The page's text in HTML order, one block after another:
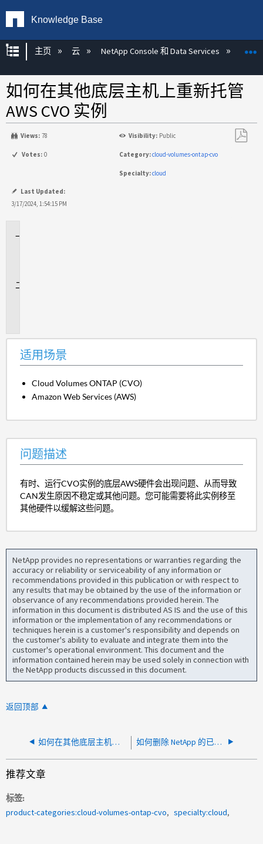
Knowledge Base
扩展/隐缩全局层次
主页 云 NetApp Console 和 Data Services
如何在其他底层主机上重新托管
AWS CVO 实例
Views: 78 Visibility: Public
Votes: 0 Category:cloud-volumes-ontap-cvo
Specialty:cloud
Last Updated:
3/17/2024, 1:54:15 PM
适用场景
Cloud Volumes ONTAP (CVO)
Amazon Web Services (AWS)
问题描述
有时、运行CVO实例的底层AWS硬件会出现问题、从而导致
CAN发生原因不稳定或其他问题。您可能需要将此实例移至
其他硬件以缓解这些问题。
NetApp provides no representations or warranties regarding the
accuracy or reliability or serviceability of any information or
recommendations provided in this publication or with respect to
any results that may be obtained by the use of the information or
observance of any recommendations provided herein. The
information in this document is distributed AS IS and the use of this
information or the implementation of any recommendations or
techniques herein is a customer's responsibility and depends on
the customer's ability to evaluate and integrate them into the
customer's operational environment. This document and the
information contained herein may be used solely in connection with
the NetApp products discussed in this document.
返回顶部
如何在其他底层主机上重新托管GCP CVO实例 如何删除 NetApp 的已弃用私有优惠计划
推荐文章
标签
product-categories:cloud-volumes-ontap-cvo
specialty:cloud